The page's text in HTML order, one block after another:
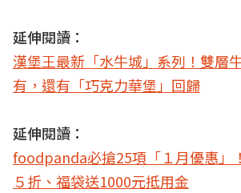
延伸閱讀：
漢堡王最新「水牛城」系列！雙層
有，還有「巧克力華堡」回歸
延伸閱讀：
foodpanda必搶25項「１月優惠」
５折、福袋送1000元抵用金